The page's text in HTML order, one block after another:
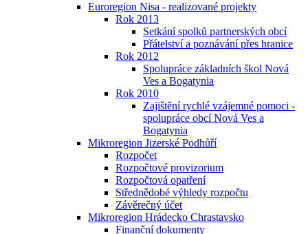
Euroregion Nisa - realizované projekty
Rok 2013
Setkání spolků partnerských obcí
Přátelství a poznávání přes hranice
Rok 2012
Spolupráce základních škol Nová
Ves a Bogatynia
Rok 2010
Zajištění rychlé vzájemné pomoci -
spolupráce obcí Nová Ves a
Bogatynia
Mikroregion Jizerské Podhůří
Rozpočet
Rozpočtové provizorium
Rozpočtová opatření
Střednědobé výhledy rozpočtu
Závěrečný účet
Mikroregion Hrádecko Chrastavsko
Finanční dokumenty